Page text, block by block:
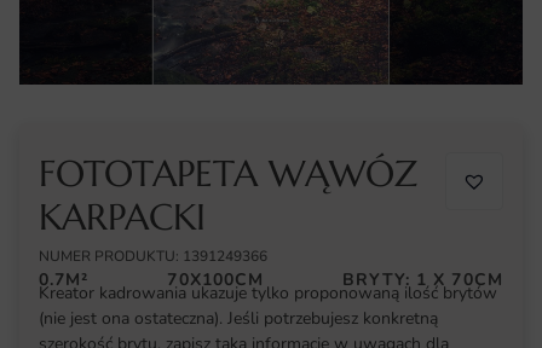
FOTOTAPETA WĄWÓZ
KARPACKI
NUMER PRODUKTU: 1391249366
0.7M² 70X100CM BRYTY: 1 X 70CM
Kreator kadrowania ukazuje tylko proponowaną ilość brytów
(nie jest ona ostateczna). Jeśli potrzebujesz konkretną
szerokość brytu, zapisz taką informację w uwagach dla